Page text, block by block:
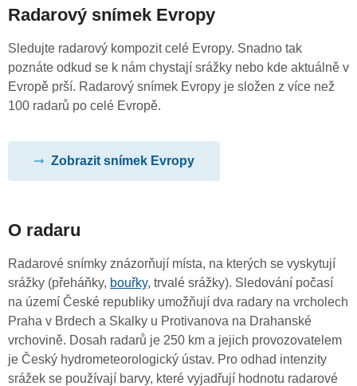
Radarový snímek Evropy
Sledujte radarový kompozit celé Evropy. Snadno tak
poznáte odkud se k nám chystají srážky nebo kde aktuálně v
Evropě prší. Radarový snímek Evropy je složen z více než
100 radarů po celé Evropě.
Zobrazit snímek Evropy
O radaru
Radarové snímky znázorňují místa, na kterých se vyskytují
srážky (přeháňky, bouřky, trvalé srážky). Sledování počasí
na území České republiky umožňují dva radary na vrcholech
Praha v Brdech a Skalky u Protivanova na Drahanské
vrchovině. Dosah radarů je 250 km a jejich provozovatelem
je Český hydrometeorologický ústav. Pro odhad intenzity
srážek se používají barvy, které vyjadřují hodnotu radarové